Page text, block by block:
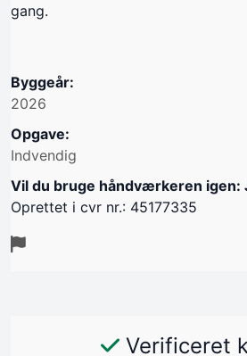
gang.
Byggeår:
2026
Opgave:
Indvendig
Vil du bruge håndværkeren igen:
Oprettet i cvr nr.: 45177335
Verificeret